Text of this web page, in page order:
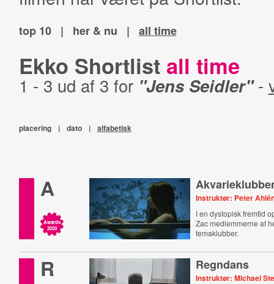
top 10 | her & nu | all time
Ekko Shortlist all time
1 - 3 ud af 3 for "Jens Seidler"-
placering | dato | alfabetisk
A
Awards
2020
Instruktør: Peter
I en dystopisk fremtid
Zac medlemmerne af
temaklubber.
R Regndans
Instruktør: Michael